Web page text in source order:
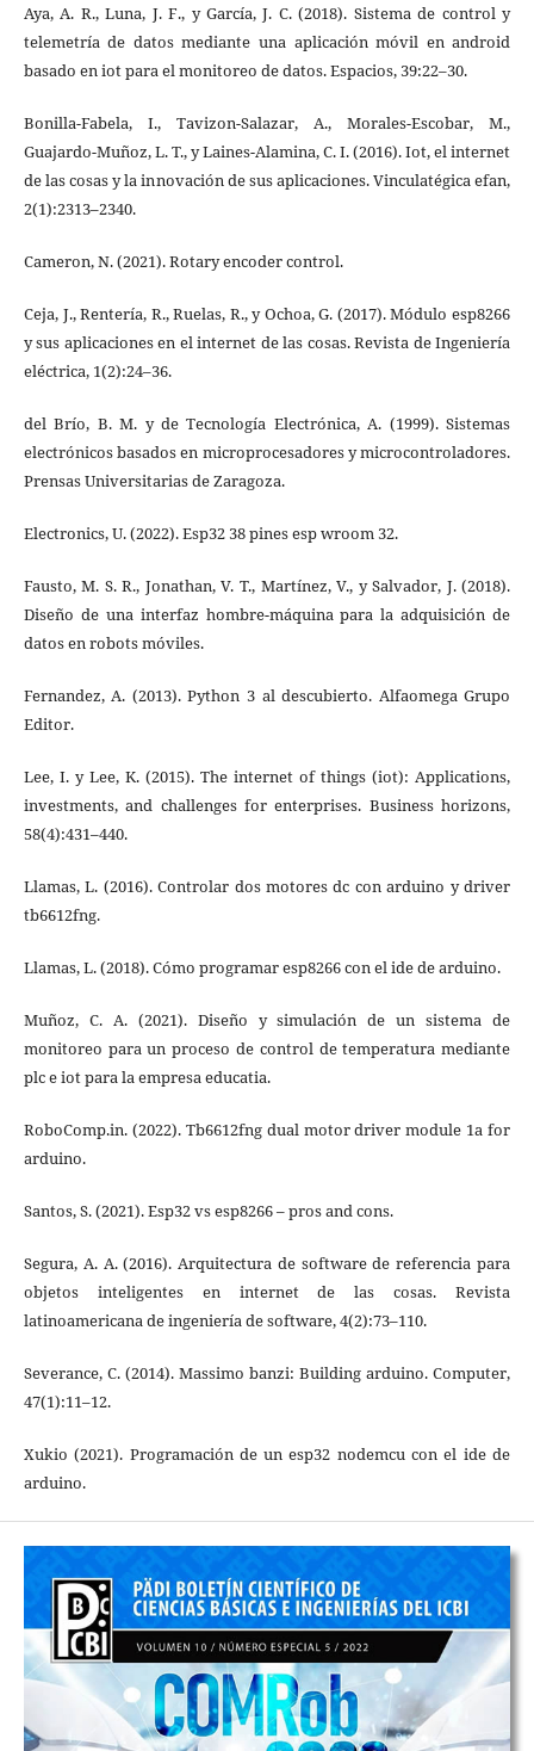
Aya, A. R., Luna, J. F., y García, J. C. (2018). Sistema de control y
telemetría de datos mediante una aplicación móvil en android
basado en iot para el monitoreo de datos. Espacios, 39:22–30.
Bonilla-Fabela, I., Tavizon-Salazar, A., Morales-Escobar, M.,
Guajardo-Muñoz, L. T., y Laines-Alamina, C. I. (2016). Iot, el internet
de las cosas y la innovación de sus aplicaciones. Vinculatégica efan,
2(1):2313–2340.
Cameron, N. (2021). Rotary encoder control.
Ceja, J., Rentería, R., Ruelas, R., y Ochoa, G. (2017). Módulo esp8266
y sus aplicaciones en el internet de las cosas. Revista de Ingeniería
eléctrica, 1(2):24–36.
del Brío, B. M. y de Tecnología Electrónica, A. (1999). Sistemas
electrónicos basados en microprocesadores y microcontroladores.
Prensas Universitarias de Zaragoza.
Electronics, U. (2022). Esp32 38 pines esp wroom 32.
Fausto, M. S. R., Jonathan, V. T., Martínez, V., y Salvador, J. (2018).
Diseño de una interfaz hombre-máquina para la adquisición de
datos en robots móviles.
Fernandez, A. (2013). Python 3 al descubierto. Alfaomega Grupo
Editor.
Lee, I. y Lee, K. (2015). The internet of things (iot): Applications,
investments, and challenges for enterprises. Business horizons,
58(4):431–440.
Llamas, L. (2016). Controlar dos motores dc con arduino y driver
tb6612fng.
Llamas, L. (2018). Cómo programar esp8266 con el ide de arduino.
Muñoz, C. A. (2021). Diseño y simulación de un sistema de
monitoreo para un proceso de control de temperatura mediante
plc e iot para la empresa educatia.
RoboComp.in. (2022). Tb6612fng dual motor driver module 1a for
arduino.
Santos, S. (2021). Esp32 vs esp8266 – pros and cons.
Segura, A. A. (2016). Arquitectura de software de referencia para
objetos inteligentes en internet de las cosas. Revista
latinoamericana de ingeniería de software, 4(2):73–110.
Severance, C. (2014). Massimo banzi: Building arduino. Computer,
47(1):11–12.
Xukio (2021). Programación de un esp32 nodemcu con el ide de
arduino.